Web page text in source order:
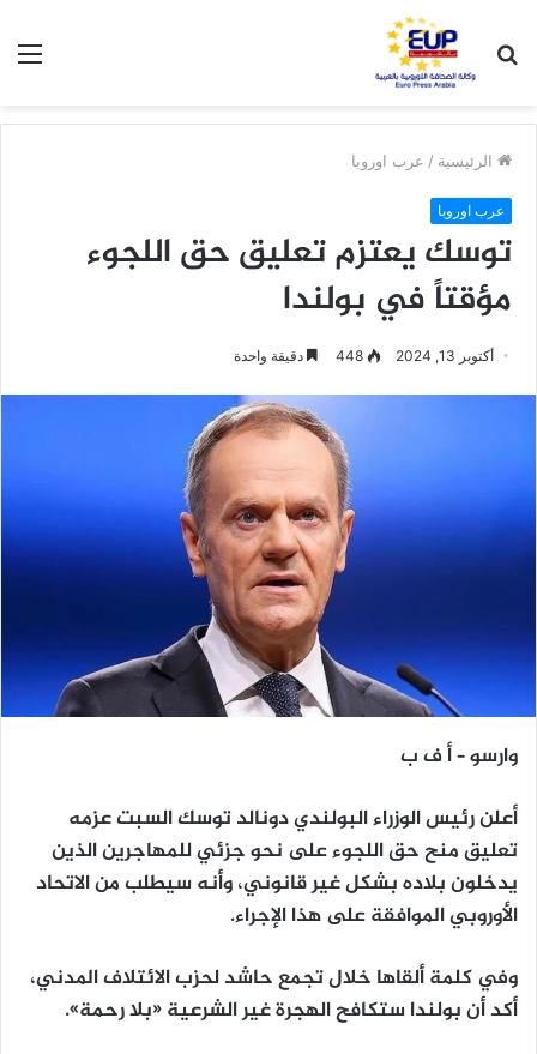
عن
الرئيسية / عرب اوروبا
عرب اوروبا
توسك يعتزم تعليق حق اللجوء
مؤقتاً في بولندا
أكتوبر 13, 2024 448 دقيقة واحدة
وارسو – أ ف ب
أعلن رئيس الوزراء البولندي دونالد توسك السبت عزمه
تعليق منح حق اللجوء على نحو جزئي للمهاجرين الذين
يدخلون بلاده بشكل غير قانوني، وأنه سيطلب من الاتحاد
الأوروبي الموافقة على هذا الإجراء.
وفي كلمة ألقاها خلال تجمع حاشد لحزب الائتلاف المدني،
أكد أن بولندا ستكافح الهجرة غير الشرعية «بلا رحمة».